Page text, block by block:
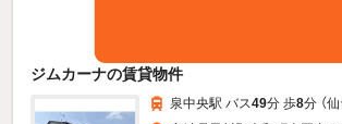
ジムカーナの賃貸物件
泉中央駅 バス49分 歩8分 （